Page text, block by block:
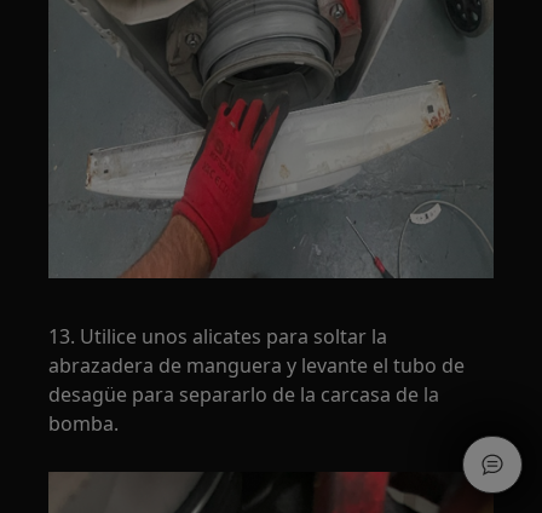
13. Utilice unos alicates para soltar la
abrazadera de manguera y levante el tubo de
desagüe para separarlo de la carcasa de la
bomba.